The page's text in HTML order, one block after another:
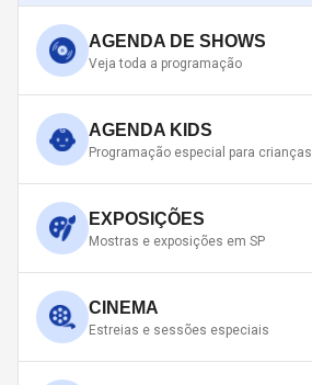
AGENDA DE SHOWS
Veja toda a programação
AGENDA KIDS
Programação especial para crianças
EXPOSIÇÕES
Mostras e exposições em SP
CINEMA
Estreias e sessões especiais